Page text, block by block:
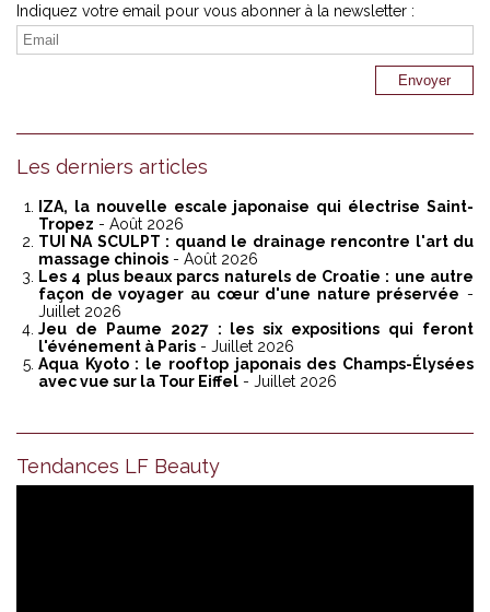
Indiquez votre email pour vous abonner à la newsletter :
Les derniers articles
IZA, la nouvelle escale japonaise qui électrise Saint-
Tropez - Août 2026
TUI NA SCULPT : quand le drainage rencontre l'art du
massage chinois - Août 2026
Les 4 plus beaux parcs naturels de Croatie : une autre
façon de voyager au cœur d'une nature préservée -
Juillet 2026
Jeu de Paume 2027 : les six expositions qui feront
l'événement à Paris - Juillet 2026
Aqua Kyoto : le rooftop japonais des Champs-Élysées
avec vue sur la Tour Eiffel - Juillet 2026
Tendances LF Beauty